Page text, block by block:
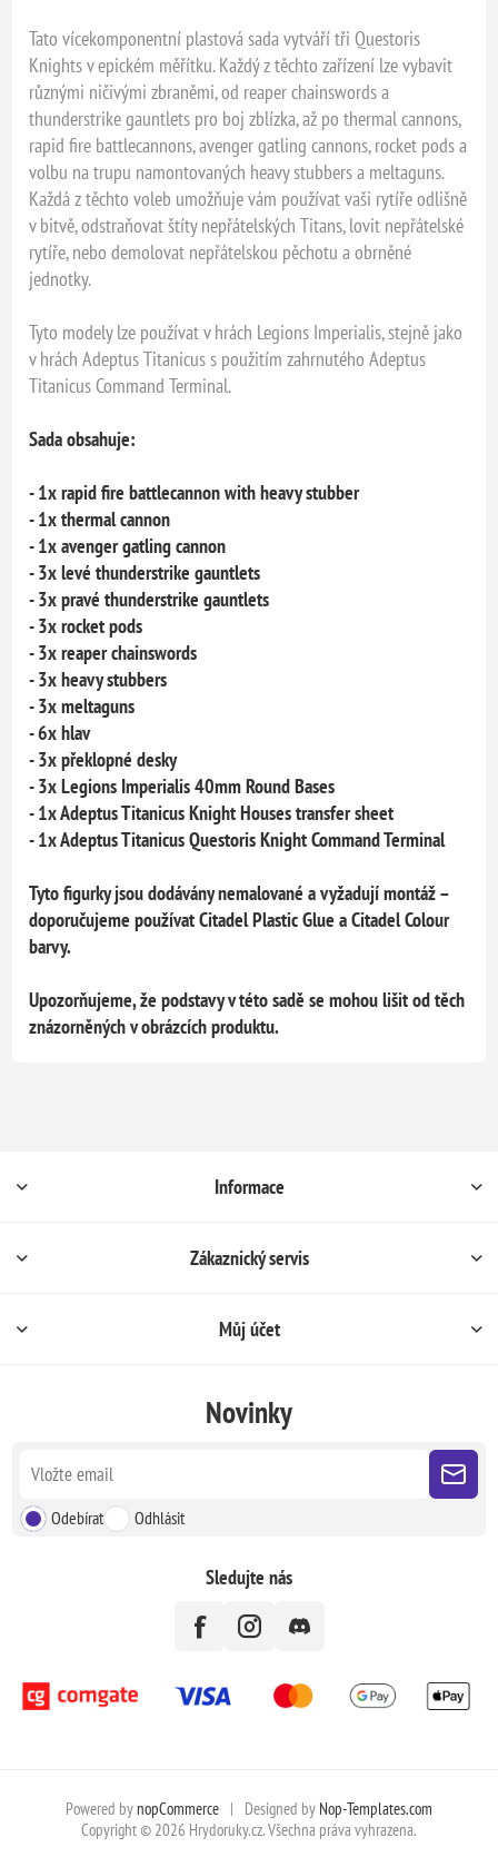
Tato vícekomponentní plastová sada vytváří tři Questoris
Knights v epickém měřítku. Každý z těchto zařízení lze vybavit
různými ničivými zbraněmi, od reaper chainswords a
thunderstrike gauntlets pro boj zblízka, až po thermal cannons,
rapid fire battlecannons, avenger gatling cannons, rocket pods a
volbu na trupu namontovaných heavy stubbers a meltaguns.
Každá z těchto voleb umožňuje vám používat vaši rytíře odlišně
v bitvě, odstraňovat štíty nepřátelských Titans, lovit nepřátelské
rytíře, nebo demolovat nepřátelskou pěchotu a obrněné
jednotky.
Tyto modely lze používat v hrách Legions Imperialis, stejně jako
v hrách Adeptus Titanicus s použitím zahrnutého Adeptus
Titanicus Command Terminal.
Sada obsahuje:
- 1x rapid fire battlecannon with heavy stubber
- 1x thermal cannon
- 1x avenger gatling cannon
- 3x levé thunderstrike gauntlets
- 3x pravé thunderstrike gauntlets
- 3x rocket pods
- 3x reaper chainswords
- 3x heavy stubbers
- 3x meltaguns
- 6x hlav
- 3x překlopné desky
- 3x Legions Imperialis 40mm Round Bases
- 1x Adeptus Titanicus Knight Houses transfer sheet
- 1x Adeptus Titanicus Questoris Knight Command Terminal
Tyto figurky jsou dodávány nemalované a vyžadují montáž –
doporučujeme používat Citadel Plastic Glue a Citadel Colour
barvy.
Upozorňujeme, že podstavy v této sadě se mohou lišit od těch
znázorněných v obrázcích produktu.
Informace
Zákaznický servis
Můj účet
Novinky
Odebírat Odhlásit
Sledujte nás
Powered by nopCommerce | Designed by Nop-Templates.com
Copyright © 2026 Hrydoruky.cz. Všechna práva vyhrazena.